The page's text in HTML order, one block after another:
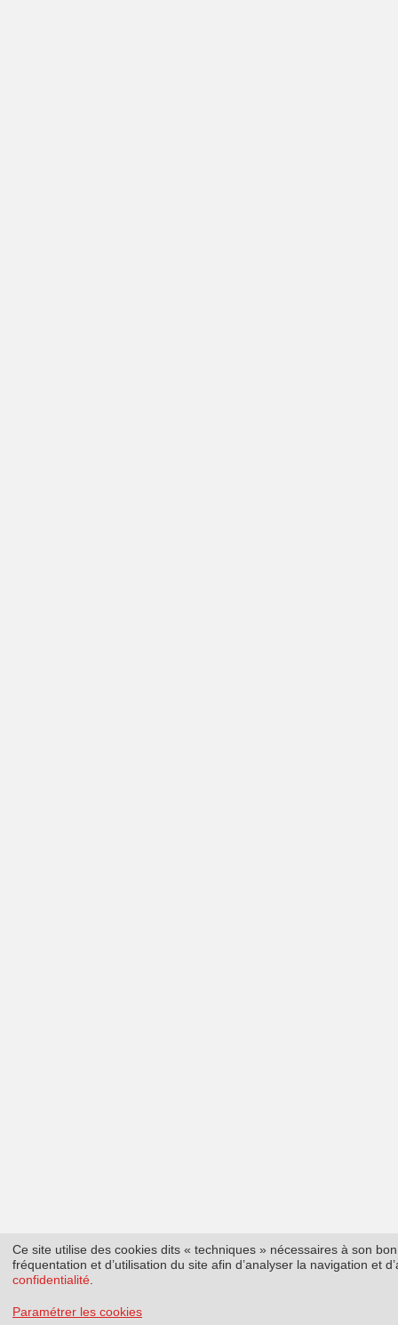
Ce site utilise des cookies dits « techniques » nécessaires à son
fréquentation et d’utilisation du site afin d’analyser la navigation et
confidentialité
Paramétrer les cookies